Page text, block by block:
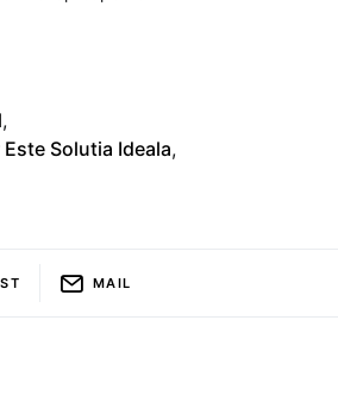
,
Este Solutia Ideala,
MAIL